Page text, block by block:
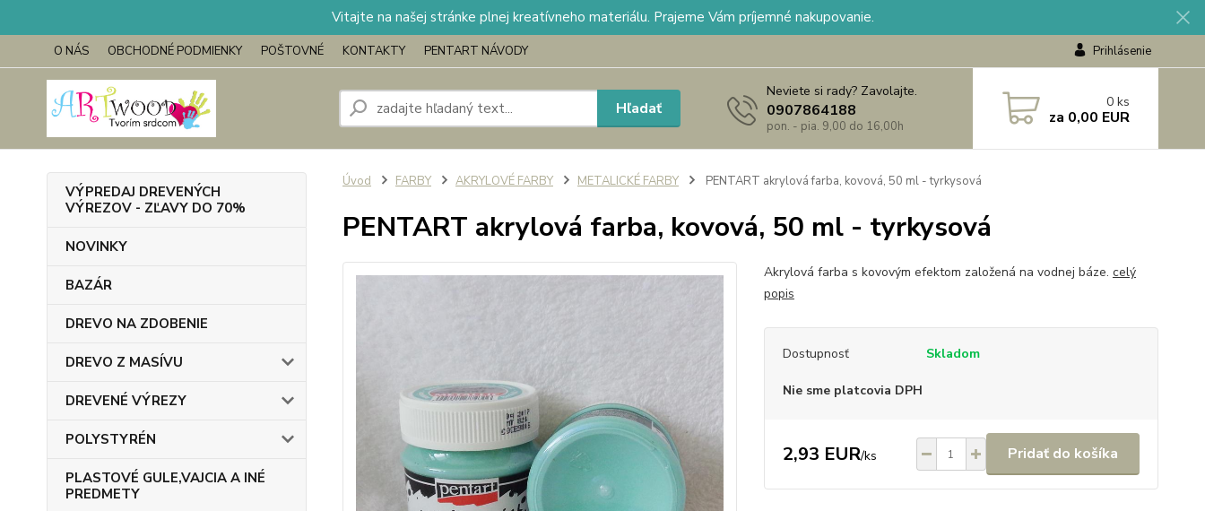
Vitajte na našej stránke plnej kreatívneho materiálu. Prajeme Vám príjemné nakupovanie.
O NÁS OBCHODNÉ PODMIENKY POŠTOVNÉ KONTAKTY PENTART NÁVODY Prihlásenie
Hľadať
Neviete si rady? Zavolajte.
0907864188
pon. - pia. 9,00 do 16,00h
0 ks
za 0,00 EUR
VÝPREDAJ DREVENÝCH
VÝREZOV - ZĽAVY DO 70%
NOVINKY
BAZÁR
DREVO NA ZDOBENIE
DREVO Z MASÍVU
DREVENÉ VÝREZY
POLYSTYRÉN
PLASTOVÉ GULE,VAJCIA A INÉ
PREDMETY
Úvod FARBY AKRYLOVÉ FARBY METALICKÉ FARBY PENTART akrylová farba, kovová, 50 ml - tyrkysová
PENTART akrylová farba, kovová, 50 ml - tyrkysová
Akrylová farba s kovovým efektom založená na vodnej báze. celý
popis
Dostupnosť Skladom
Nie sme platcovia DPH
2,93 EUR/ks Pridať do košíka